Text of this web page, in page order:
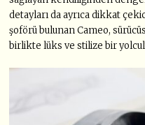
detayları da ayrıca dikkat
şoförü bulunan Cameo,
birlikte lüks ve stilize bir